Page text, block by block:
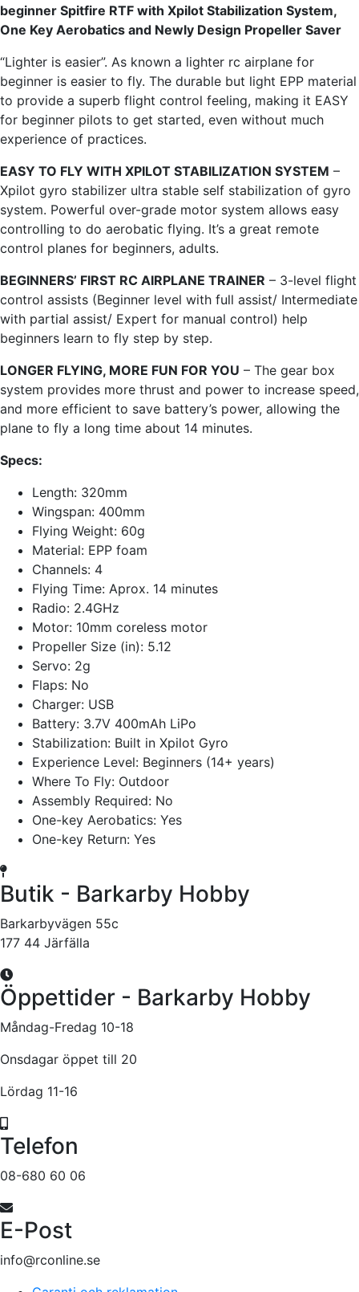
beginner Spitfire RTF with Xpilot Stabilization System,
One Key Aerobatics and Newly Design Propeller Saver
“Lighter is easier”. As known a lighter rc airplane for
beginner is easier to fly. The durable but light EPP material
to provide a superb flight control feeling, making it EASY
for beginner pilots to get started, even without much
experience of practices.
EASY TO FLY WITH XPILOT STABILIZATION SYSTEM –
Xpilot gyro stabilizer ultra stable self stabilization of gyro
system. Powerful over-grade motor system allows easy
controlling to do aerobatic flying. It’s a great remote
control planes for beginners, adults.
BEGINNERS’ FIRST RC AIRPLANE TRAINER – 3-level flight
control assists (Beginner level with full assist/ Intermediate
with partial assist/ Expert for manual control) help
beginners learn to fly step by step.
LONGER FLYING, MORE FUN FOR YOU – The gear box
system provides more thrust and power to increase speed,
and more efficient to save battery’s power, allowing the
plane to fly a long time about 14 minutes.
Specs:
Length: 320mm
Wingspan: 400mm
Flying Weight: 60g
Material: EPP foam
Channels: 4
Flying Time: Aprox. 14 minutes
Radio: 2.4GHz
Motor: 10mm coreless motor
Propeller Size (in): 5.12
Servo: 2g
Flaps: No
Charger: USB
Battery: 3.7V 400mAh LiPo
Stabilization: Built in Xpilot Gyro
Experience Level: Beginners (14+ years)
Where To Fly: Outdoor
Assembly Required: No
One-key Aerobatics: Yes
One-key Return: Yes
Butik - Barkarby Hobby
Barkarbyvägen 55c
177 44 Järfälla
Öppettider - Barkarby Hobby
Måndag-Fredag 10-18
Onsdagar öppet till 20
Lördag 11-16
Telefon
08-680 60 06
E-Post
info@rconline.se